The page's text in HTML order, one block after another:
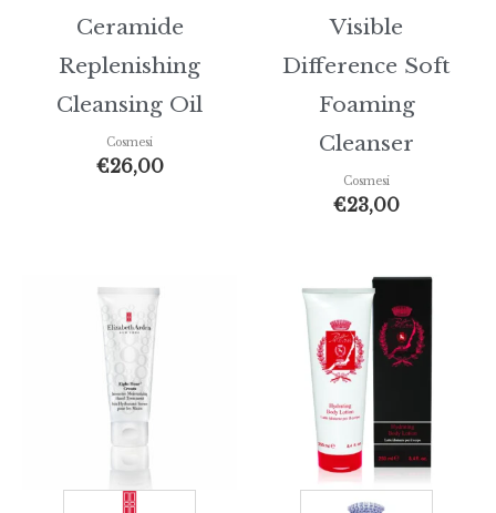
Ceramide
Replenishing
Cleansing Oil
Cosmesi
€26,00
Visible
Difference Soft
Foaming
Cleanser
Cosmesi
€23,00